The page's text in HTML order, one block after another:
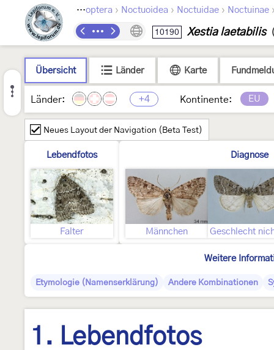
Lepidoptera › Noctuoidea › Noctuidae › Noctuinae
10190 Xestia laetabilis
Übersicht Länder Karte
Länder: +4 Kontinente: EU
Neues Layout der Navigation (Beta Test)
Lebendfotos
Falter
Diagnose
Männchen
Weitere
Etymologie (Namenserklärung) Andere Kombinationen
1. Lebendfotos